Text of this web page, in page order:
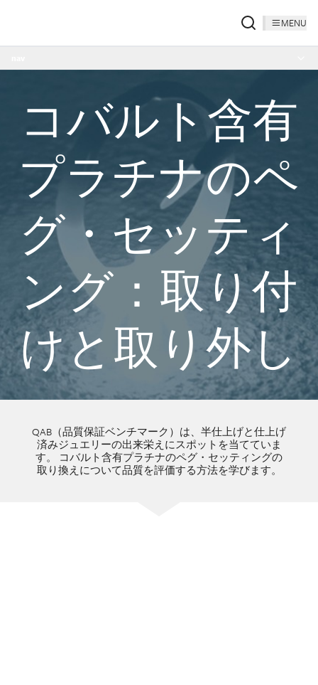
MENU
コバルト含有
プラチナのペ
グ・セッティ
ング：取り付
けと取り外し
QAB（品質保証ベンチマーク）は、半仕上げと仕上げ
済みジュエリーの出来栄えにスポットを当てていま
す。 コバルト含有プラチナのペグ・セッティングの
取り換えについて品質を評価する方法を学びます。